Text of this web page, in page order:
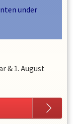
under
& 1. August